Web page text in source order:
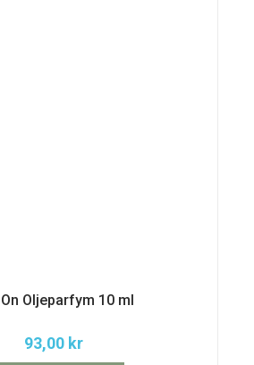
Oljeparfym 10 ml
93,00 kr